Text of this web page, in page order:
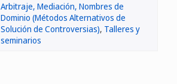
Arbitraje, Mediación, Nombres de
Dominio (Métodos Alternativos de
Solución de Controversias), Talleres y
seminarios